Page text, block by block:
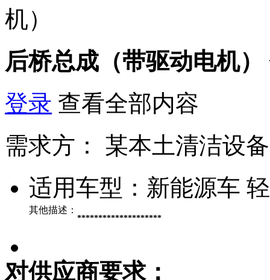
机）
后桥总成（带驱动电机）
登录 查看全部内容
需求方：
某本土清洁设
适用车型： 新能源车
其他描述：
********************
对供应商要求：